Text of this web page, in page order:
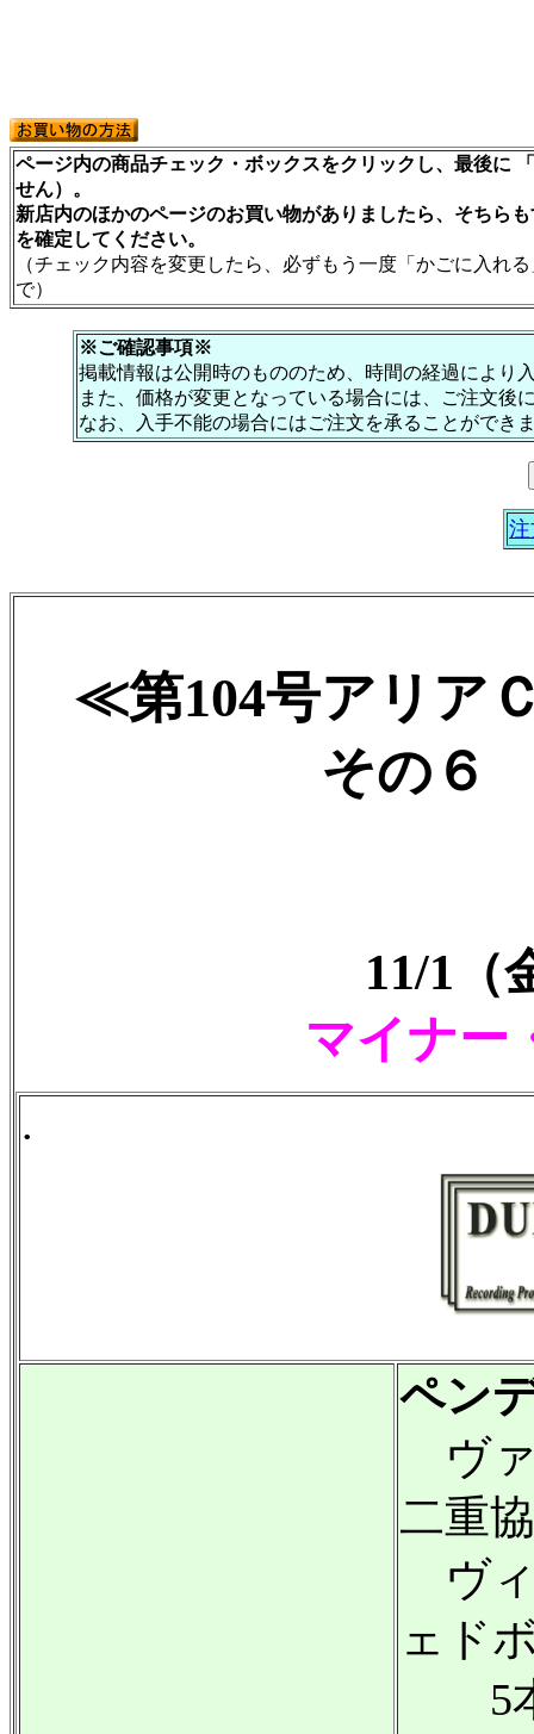
ページ内の商品チェック・ボックスをクリックし、最後に
せん）。
新店内のほかのページのお買い物がありましたら、そちら
を確定してください。
（チェック内容を変更したら、必ずもう一度「かごに入れ
で）
※ご確認事項※
掲載情報は公開時のもののため、時間の経過により
また、価格が変更となっている場合には、ご注文後
なお、入手不能の場合にはご注文を承ることができ
≪第104号アリア
その６
11/1（
マイナー
.
ペン
ヴァ
二重
ヴィ
ェド
5本